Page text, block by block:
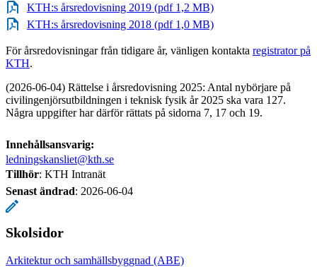
​​​​​​​KTH:s årsredovisning 2019 (pdf 1,2 MB)
​​​​​​​KTH:s årsredovisning 2018 (pdf 1,0 MB)
För årsredovisningar från tidigare år, vänligen kontakta registrator på
KTH.​​​​​​​
(2026-06-04) Rättelse i årsredovisning 2025: Antal nybörjare på
civilingenjörsutbildningen i teknisk fysik år 2025 ska vara 127.
Några uppgifter har därför rättats på sidorna 7, 17 och 19.
Innehållsansvarig:
ledningskansliet@kth.se
Tillhör: KTH Intranät
Senast ändrad: 2026-06-04
Skolsidor
Arkitektur och samhällsbyggnad (ABE)